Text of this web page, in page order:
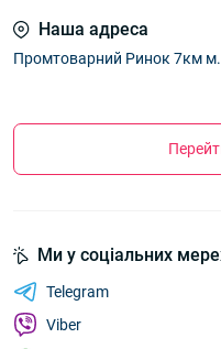
Наша адреса
Промтоварний Ринок 7км
Ми у соціальних
Telegram
Viber